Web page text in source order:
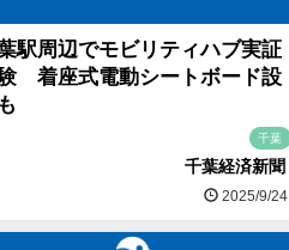
駅周辺でモビリティハブ実証
着座式電動シートボード設
千葉
千葉経済新聞
2025/9/24